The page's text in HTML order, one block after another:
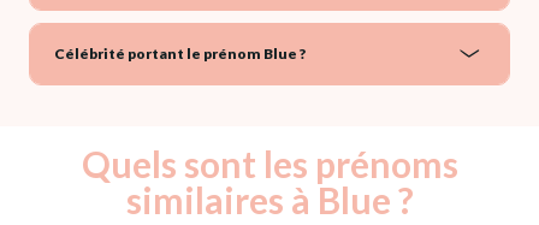
Célébrité portant le prénom Blue ?
Quels sont les prénoms
similaires à Blue ?